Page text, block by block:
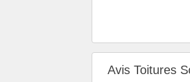
Avis Toitures